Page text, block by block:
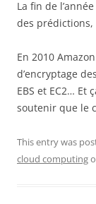
La fin de
des prédictions,
En 2010
d’encryptage
EBS et EC2… Et
soutenir que le
This entry was
cloud computing